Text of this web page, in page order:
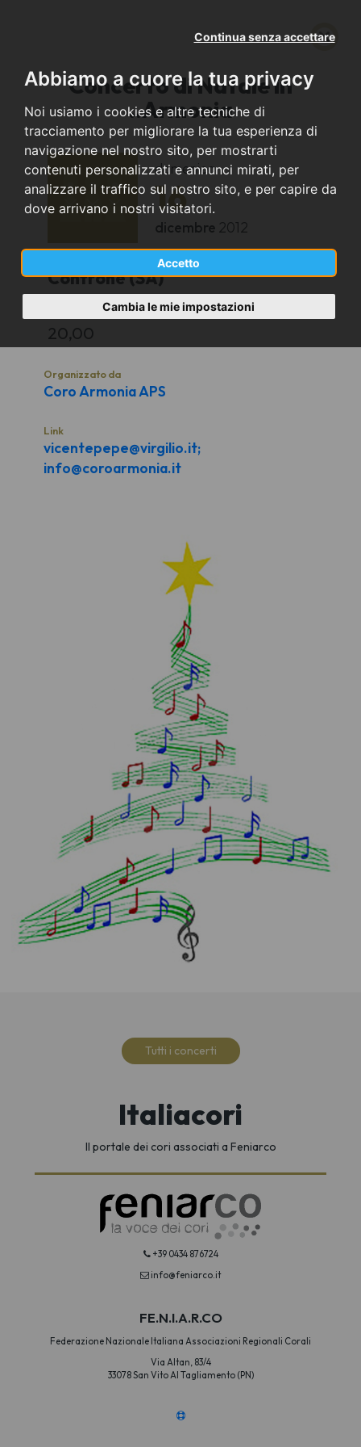
Abbiamo a cuore la tua privacy
Noi usiamo i cookies e altre tecniche di
tracciamento per migliorare la tua esperienza di
navigazione nel nostro sito, per mostrarti
contenuti personalizzati e annunci mirati, per
analizzare il traffico sul nostro sito, e per capire da
dove arrivano i nostri visitatori.
Accetto
Continua senza accettare
Cambia le mie impostazioni
Concerto di Natale in
..Armonia
domenica
16
dicembre 2012
Controne (SA)
Chiesa Madre
20,00
Organizzato da
Coro Armonia APS
Link
vicentepepe@virgilio.it;
info@coroarmonia.it
Tutti i concerti
Italiacori
Il portale dei cori associati a Feniarco
+39 0434 876724
info@feniarco.it
FE.N.I.A.R.CO
Federazione Nazionale Italiana Associazioni Regionali Corali
Via Altan, 83/4
33078 San Vito Al Tagliamento (PN)